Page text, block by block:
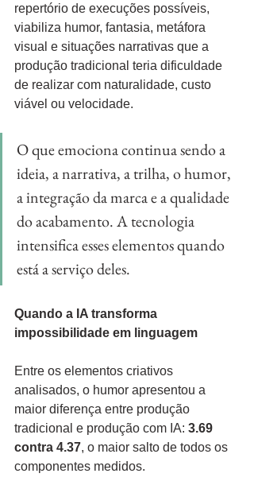
repertório de execuções possíveis,
viabiliza humor, fantasia, metáfora
visual e situações narrativas que a
produção tradicional teria dificuldade
de realizar com naturalidade, custo
viável ou velocidade.
O que emociona continua sendo a
ideia, a narrativa, a trilha, o humor,
a integração da marca e a qualidade
do acabamento. A tecnologia
intensifica esses elementos quando
está a serviço deles.
Quando a IA transforma
impossibilidade em linguagem
Entre os elementos criativos
analisados, o humor apresentou a
maior diferença entre produção
tradicional e produção com IA: 3.69
contra 4.37, o maior salto de todos os
componentes medidos.